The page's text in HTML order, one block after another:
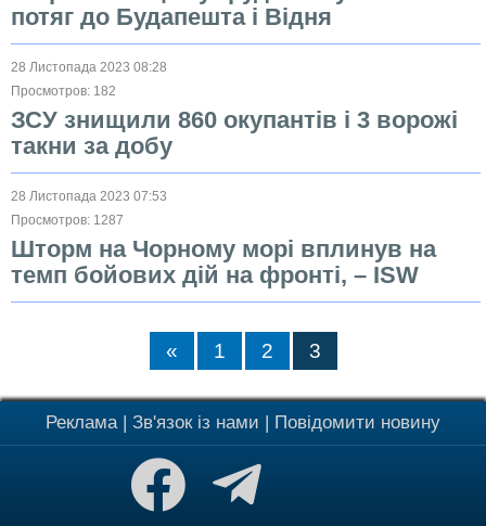
потяг до Будапешта і Відня
28 Листопада 2023 08:28
Просмотров: 182
ЗСУ знищили 860 окупантів і 3 ворожі
такни за добу
28 Листопада 2023 07:53
Просмотров: 1287
Шторм на Чорному морі вплинув на
темп бойових дій на фронті, – ISW
« 1 2 3
Реклама| Зв'язок із нами | Повідомити новину